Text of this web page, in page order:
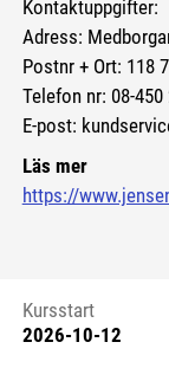
Kontaktuppgifter:
Adress:
Postnr + Ort: 118
Telefon nr: 08-450
E-post:
Läs mer
https://
Kursstart
Kursstart
2026-10-12